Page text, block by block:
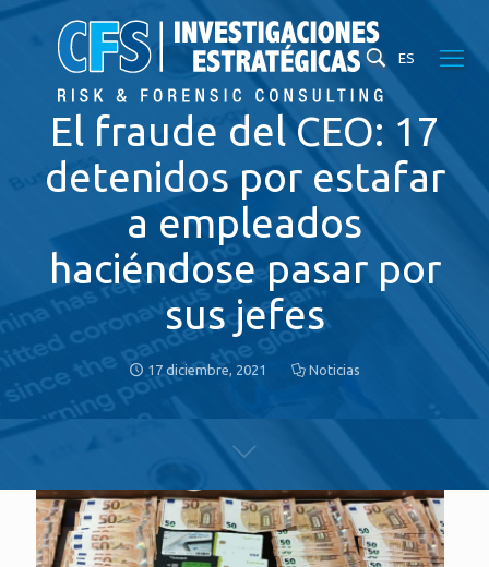
ES
El fraude del CEO: 17
detenidos por estafar
a empleados
haciéndose pasar por
sus jefes
17 diciembre, 2021 Noticias